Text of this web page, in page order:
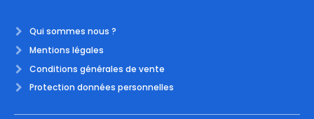
Qui sommes nous ?
Mentions légales
Conditions générales de vente
Protection données personnelles